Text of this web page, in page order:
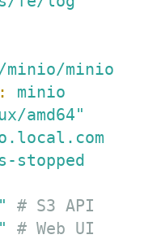
minio/minio
minio
amd64"
stopped
# S3 API
# Web UI